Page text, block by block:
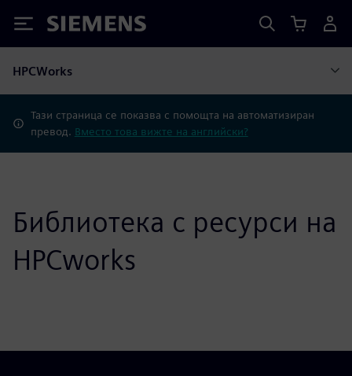
Siemens
HPCWorks
Тази страница се показва с помощта на автоматизиран
превод. Вместо това вижте на английски?
Библиотека с ресурси на
HPCworks